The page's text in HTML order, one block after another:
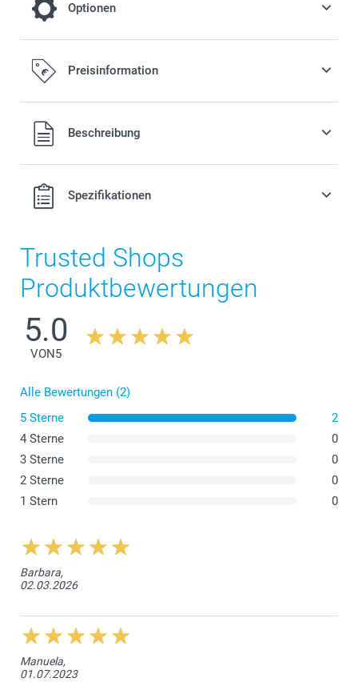
Optionen
Befestigungssystem
17,00/Stück
Preisinformation
Alle Preise verstehen sich in EURO (€) inkl. MwSt. und zzgl.
Versandkosten.Beschreibung
Spezifikationen
Trusted Shops
Produktbewertungen
5.0
VON 5
Alle Bewertungen (2)
5 Sterne
2
4 Sterne
0
3 Sterne
0
2 Sterne
0
1 Stern
0
Barbara,
02.03.2026
Manuela,
01.07.2023